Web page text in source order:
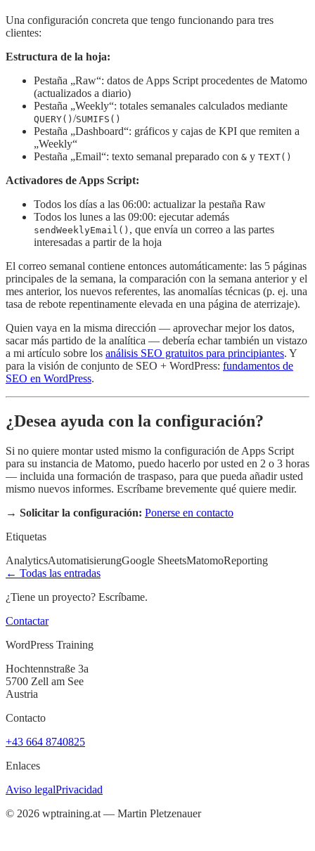
Una configuración concreta que tengo funcionando para tres
clientes:
Estructura de la hoja:
Pestaña „Raw“: datos de Apps Script procedentes de Matomo
(actualizados a diario)
Pestaña „Weekly“: totales semanales calculados mediante
QUERY() /SUMIFS()
Pestaña „Dashboard“: gráficos y cajas de KPI que remiten a
„Weekly“
Pestaña „Email“: texto semanal preparado con & y TEXT()
Activadores de Apps Script:
Todos los días a las 06:00: actualizar la pestaña Raw
Todos los lunes a las 09:00: ejecutar además
sendWeeklyEmail() , que envía un correo a las partes
interesadas a partir de la hoja
El correo semanal contiene entonces automáticamente: las 5 páginas
principales de la semana, la comparación con la semana anterior y el
mes anterior, los nuevos referentes, las anomalías técnicas (p. ej. una
tasa de rebote repentinamente elevada en una página de aterrizaje).
Quien vaya en la misma dirección — aprovechar mejor los datos,
sacar más partido de la analítica — debería echar también un vistazo
a mi artículo sobre los análisis SEO gratuitos para principiantes. Y
para la visión de conjunto de SEO + WordPress: fundamentos de
SEO en WordPress.
¿Desea ayuda con la configuración?
Si no quiere montar usted mismo la configuración de Apps Script
para su instancia de Matomo, puedo hacerlo por usted en 2 o 3 horas
— incluida una formación de traspaso, para que pueda añadir usted
mismo nuevos informes. Escríbame brevemente qué quiere medir.
→ Solicitar la configuración: Ponerse en contacto
Etiquetas
AnalyticsAutomatisierungGoogle SheetsMatomoReporting
← Todas las entradas
¿Tiene un proyecto? Escríbame.
Contactar
WordPress Training
Hochtennstraße 3a
5700 Zell am See
Austria
Contacto
+43 664 8740825
Enlaces
Aviso legalPrivacidad
© 2026 wptraining.at — Martin Pletzenauer